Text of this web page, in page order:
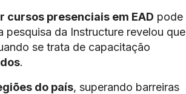
cursos presenciais em EAD pode
da Instructure revelou que
se trata de capacitação
.
do país, superando barreiras